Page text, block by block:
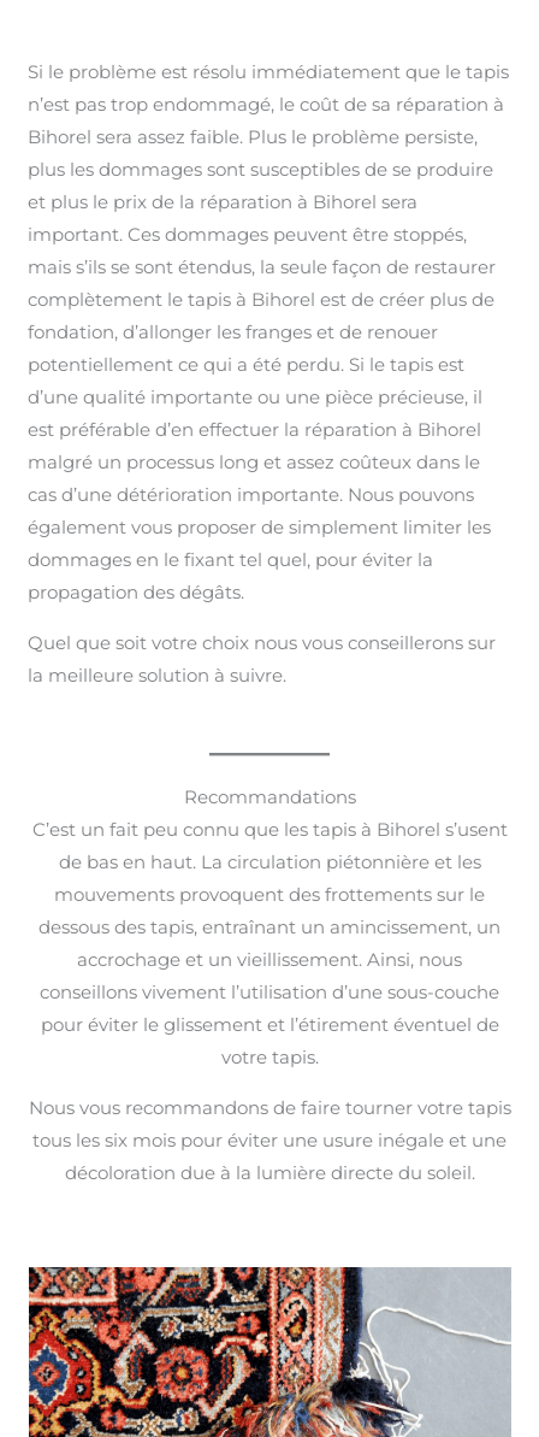
Si le problème est résolu immédiatement que le tapis
n’est pas trop endommagé, le coût de sa réparation à
Bihorel sera assez faible. Plus le problème persiste,
plus les dommages sont susceptibles de se produire
et plus le prix de la réparation à Bihorel sera
important. Ces dommages peuvent être stoppés,
mais s’ils se sont étendus, la seule façon de restaurer
complètement le tapis à Bihorel est de créer plus de
fondation, d’allonger les franges et de renouer
potentiellement ce qui a été perdu. Si le tapis est
d’une qualité importante ou une pièce précieuse, il
est préférable d’en effectuer la réparation à Bihorel
malgré un processus long et assez coûteux dans le
cas d’une détérioration importante. Nous pouvons
également vous proposer de simplement limiter les
dommages en le fixant tel quel, pour éviter la
propagation des dégâts.
Quel que soit votre choix nous vous conseillerons sur
la meilleure solution à suivre.
Recommandations
C’est un fait peu connu que les tapis à Bihorel s’usent
de bas en haut. La circulation piétonnière et les
mouvements provoquent des frottements sur le
dessous des tapis, entraînant un amincissement, un
accrochage et un vieillissement. Ainsi, nous
conseillons vivement l’utilisation d’une sous-couche
pour éviter le glissement et l’étirement éventuel de
votre tapis.
Nous vous recommandons de faire tourner votre tapis
tous les six mois pour éviter une usure inégale et une
décoloration due à la lumière directe du soleil.